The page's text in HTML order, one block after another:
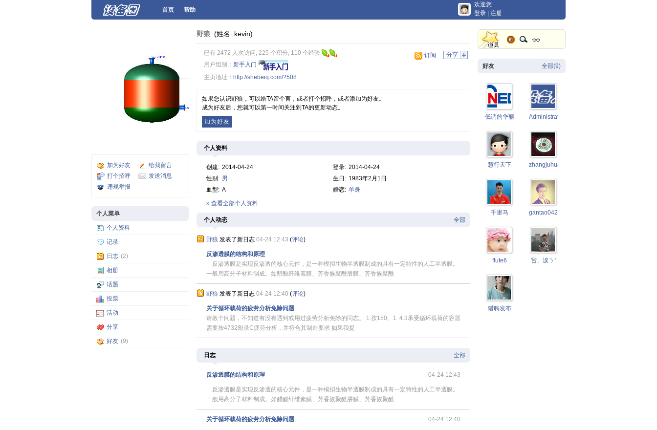
首页 帮助
欢迎您
登录
注册
加为好友
给我留言
打个招呼
发送消息
违规举报
个人菜单
个人资料
记录
日志 (2)
相册
话题
投票
活动
分享
好友 (9)
野狼 (姓名: kevin)
分享
订阅
已有 2472 人次访问, 225 个积分, 110 个经验
用户组别： 新手入门
主页地址： http://shebeiq.com/?508
如果您认识野狼，可以给TA留个言，或者打个招呼，或者添加为好友。
成为好友后，您就可以第一时间关注到TA的更新动态。
加为好友
个人资料
创建: 2014-04-24 登录: 2014-04-24
性别: 男 生日: 1983年2月1日
血型: A 婚恋: 单身
» 查看全部个人资料
全部
个人动态
野狼 发表了新日志 04-24 12:43 (评论)
反渗透膜的结构和原理
反渗透膜是实现反渗透的核心元件，是一种模拟生物半透膜制成的具有一定特性的人工半透膜。
一般用高分子材料制成。如醋酸纤维素膜、芳香族聚酰肼膜、芳香族聚酰
野狼 发表了新日志 04-24 12:40 (评论)
关于循环载荷的疲劳分析免除问题
请教个问题，不知道有没有遇到或用过疲劳分析免除的同志。 1.按150。1 4.3承受循环载荷的容器
需要按4732附录C疲劳分析，并符合其制造要求 如果我提
全部
日志
04-24 12:43
反渗透膜的结构和原理
反渗透膜是实现反渗透的核心元件，是一种模拟生物半透膜制成的具有一定特性的人工半透膜。
一般用高分子材料制成。如醋酸纤维素膜、芳香族聚酰肼膜、芳香族聚酰
04-24 12:40
关于循环载荷的疲劳分析免除问题
全部(9)
好友
低调的华丽ysg Administrator
慧行天下 zhangjuhua
千里马 gantao0429
flute6 吢、涙ㄋ°
猎聘发布